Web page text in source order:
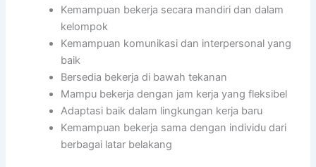
Kemampuan bekerja secara mandiri dan dalam
kelompok
Kemampuan komunikasi dan interpersonal yang
baik
Bersedia bekerja di bawah tekanan
Mampu bekerja dengan jam kerja yang fleksibel
Adaptasi baik dalam lingkungan kerja baru
Kemampuan bekerja sama dengan individu dari
berbagai latar belakang